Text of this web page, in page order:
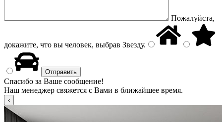
Пожалуйста,
докажите, что вы человек, выбрав Звезду.
Спасибо за Ваше сообщение!
Наш менеджер свяжется с Вами в ближайшее время.